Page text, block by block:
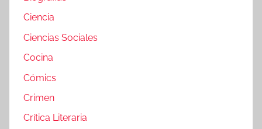
Ciencia
Ciencias Sociales
Cocina
Cómics
Crimen
Crítica Literaria